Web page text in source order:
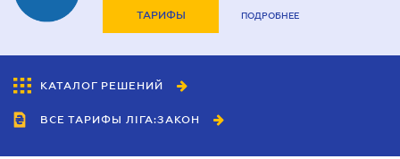
ТАРИФЫ ПОДРОБНЕЕ
КАТАЛОГ РЕШЕНИЙ
ВСЕ ТАРИФЫ ЛІГА:ЗАКОН